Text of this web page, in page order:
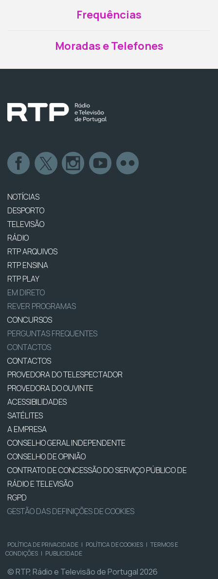
Frequências
Moradas e Telefones
NOTÍCIAS
DESPORTO
TELEVISÃO
RÁDIO
RTP ARQUIVOS
RTP ENSINA
RTP PLAY
EM DIRETO
REVER PROGRAMAS
CONCURSOS
PERGUNTAS FREQUENTES
CONTACTOS
CONTACTOS
PROVEDORA DO TELESPECTADOR
PROVEDORA DO OUVINTE
ACESSIBILIDADES
SATÉLITES
A EMPRESA
CONSELHO GERAL INDEPENDENTE
CONSELHO DE OPINIÃO
CONTRATO DE CONCESSÃO DO SERVIÇO PÚBLICO DE
RÁDIO E TELEVISÃO
RGPD
GESTÃO DAS DEFINIÇÕES DE COOKIES
POLÍTICA DE PRIVACIDADE | POLÍTICA DE COOKIES | TERMOS E
CONDIÇÕES | PUBLICIDADE
© RTP, Rádio e Televisão de Portugal 2026